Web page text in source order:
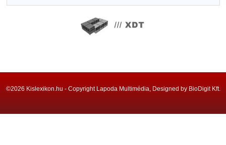
©2026 Kislexikon.hu - Copyright Lapoda Multimédia, Designed by BioDigit Kft.